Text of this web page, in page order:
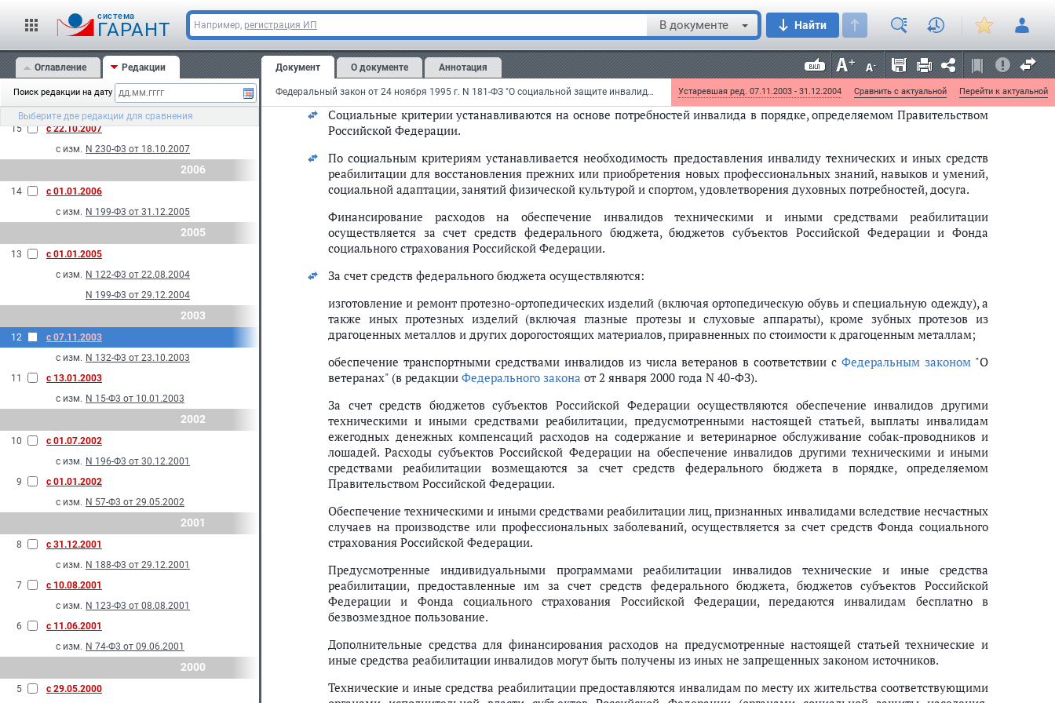
cистема
ГАРАНТ Например, регистрация ИП В документе Найти
Оглавление Редакции
Поиск редакции на дату
Выберите две редакции для сравнения
с 01.04.2008
2007
16
с 03.12.2007
с изм. N 309-Ф3 от 01.12.2007
15
с 22.10.2007
с изм. N 230-Ф3 от 18.10.2007
2006
14
с 01.01.2006
с изм. N 199-Ф3 от 31.12.2005
2005
13
с 01.01.2005
с изм. N 122-Ф3 от 22.08.2004
N 199-Ф3 от 29.12.2004
2003
12
с 07.11.2003
с изм. N 132-Ф3 от 23.10.2003
11
с 13.01.2003
с изм. N 15-Ф3 от 10.01.2003
2002
10
с 01.07.2002
с изм. N 196-Ф3 от 30.12.2001
9
с 01.01.2002
с изм. N 57-Ф3 от 29.05.2002
2001
8
с 31.12.2001
с изм. N 188-Ф3 от 29.12.2001
7
с 10.08.2001
с изм. N 123-Ф3 от 08.08.2001
6
с 11.06.2001
с изм. N 74-Ф3 от 09.06.2001
2000
5 с 29.05.2000
Документ О документе Аннотация
Федеральный закон от 24 ноября 1995 г. N 181-ФЗ "О социальной защите инвалидов в Российской Федерации" Устаревшая ред. 07.11.2003 - 31.12.2004 Сравнить с актуальной Перейти к актуальной
Медицинские показания и противопоказания устанавливаются на основе оценки стойких расстройств функций
организма, обусловленных заболеваниями, последствиями травм и дефектами.
По медицинским показаниям устанавливается необходимость предоставления инвалиду технических и иных средств
реабилитации, которые обеспечивают компенсацию или устранение стойких ограничений жизнедеятельности
инвалида.
Социальные критерии устанавливаются на основе потребностей инвалида в порядке, определяемом Правительством
Российской Федерации.
По социальным критериям устанавливается необходимость предоставления инвалиду технических и иных средств
реабилитации для восстановления прежних или приобретения новых профессиональных знаний, навыков и умений,
социальной адаптации, занятий физической культурой и спортом, удовлетворения духовных потребностей, досуга.
Финансирование расходов на обеспечение инвалидов техническими и иными средствами реабилитации
осуществляется за счет средств федерального бюджета, бюджетов субъектов Российской Федерации и Фонда
социального страхования Российской Федерации.
За счет средств федерального бюджета осуществляются:
изготовление и ремонт протезно-ортопедических изделий (включая ортопедическую обувь и специальную одежду), а
также иных протезных изделий (включая глазные протезы и слуховые аппараты), кроме зубных протезов из
драгоценных металлов и других дорогостоящих материалов, приравненных по стоимости к драгоценным металлам;
обеспечение транспортными средствами инвалидов из числа ветеранов в соответствии сФедеральным законом "О
ветеранах" (в редакции Федерального закона от 2 января 2000 года N 40-ФЗ).
За счет средств бюджетов субъектов Российской Федерации осуществляются обеспечение инвалидов другими
техническими и иными средствами реабилитации, предусмотренными настоящей статьей, выплаты инвалидам
ежегодных денежных компенсаций расходов на содержание и ветеринарное обслуживание собак-проводников и
лошадей. Расходы субъектов Российской Федерации на обеспечение инвалидов другими техническими и иными
средствами реабилитации возмещаются за счет средств федерального бюджета в порядке, определяемом
Правительством Российской Федерации.
Обеспечение техническими и иными средствами реабилитации лиц, признанных инвалидами вследствие несчастных
случаев на производстве или профессиональных заболеваний, осуществляется за счет средств Фонда социального
страхования Российской Федерации.
Предусмотренные индивидуальными программами реабилитации инвалидов технические и иные средства
реабилитации, предоставленные им за счет средств федерального бюджета, бюджетов субъектов Российской
Федерации и Фонда социального страхования Российской Федерации, передаются инвалидам бесплатно в
безвозмездное пользование.
Дополнительные средства для финансирования расходов на предусмотренные настоящей статьей технические и
иные средства реабилитации инвалидов могут быть получены из иных не запрещенных законом источников.
Технические и иные средства реабилитации предоставляются инвалидам по месту их жительства соответствующими